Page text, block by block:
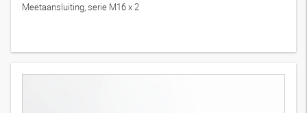
Meetaansluiting, serie M16 x 2